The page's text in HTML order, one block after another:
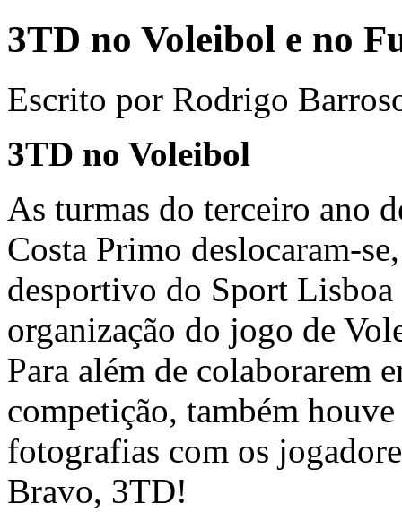
3TD no Voleibol e no
Escrito por Rodrigo
3TD no Voleibol
As turmas do terceiro ano
Costa Primo deslocaram-
desportivo do Sport
organização do jogo de
Para além de colaborarem
competição, também
fotografias com os
Bravo, 3TD!